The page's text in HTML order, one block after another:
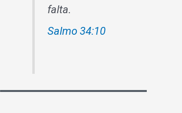
falta.
Salmo 34:10